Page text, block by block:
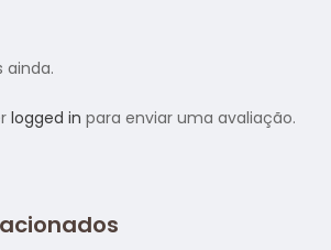
ainda.
logged in para enviar uma avaliação.